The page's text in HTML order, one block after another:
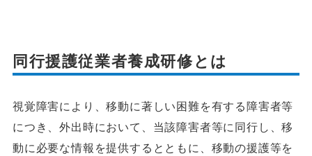
同行援護従業者養成研修とは
視覚障害により、移動に著しい困難を有する障害者等
につき、外出時において、当該障害者等に同行し、移
動に必要な情報を提供するとともに、移動の援護等を